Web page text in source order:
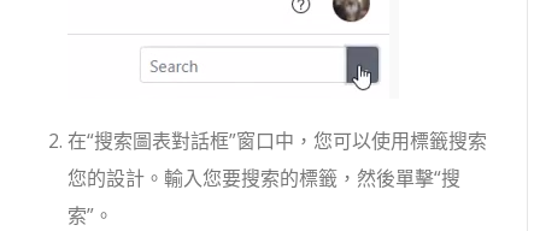
在“搜索圖表對話框”窗口中，您可以使用標籤搜索
您的設計。輸入您要搜索的標籤，然後單擊“搜
索”。